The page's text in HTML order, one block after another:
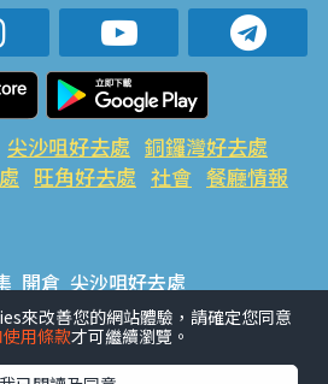
尖沙咀好去處 銅鑼灣好去處
旺角好去處 社會 餐廳情報
開倉 尖沙咀好去處
荃灣好去處 旺角好去處 社會
來改善您的網站體驗，請確定您同意
用條款才可繼續瀏覽。